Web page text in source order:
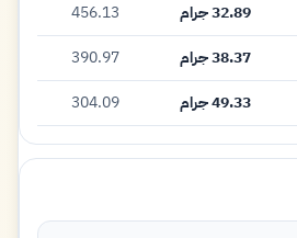
32.89 جرام
456.13
38.37 جرام
390.97
49.33 جرام 304.09